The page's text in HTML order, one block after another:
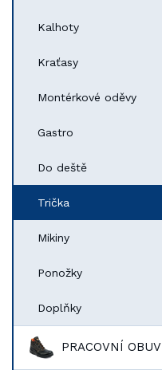
Kalhoty
Kraťasy
Montérkové oděvy
Gastro
Do deště
Trička
Mikiny
Ponožky
Doplňky
PRACOVNÍ OBUV